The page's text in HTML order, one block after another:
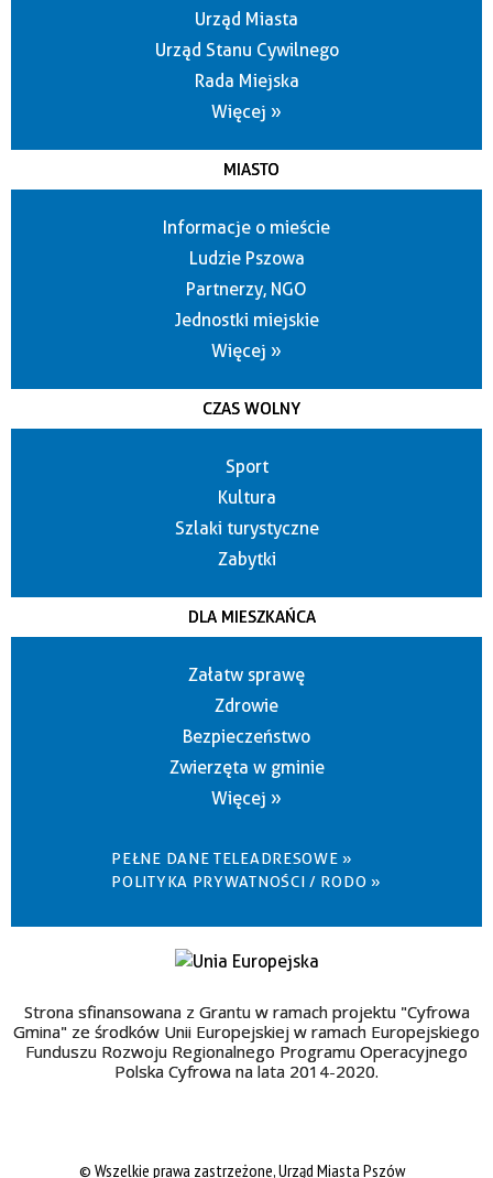
Urząd Miasta
Urząd Stanu Cywilnego
Rada Miejska
Więcej »
MIASTO
Informacje o mieście
Ludzie Pszowa
Partnerzy, NGO
Jednostki miejskie
Więcej »
CZAS WOLNY
Sport
Kultura
Szlaki turystyczne
Zabytki
DLA MIESZKAŃCA
Załatw sprawę
Zdrowie
Bezpieczeństwo
Zwierzęta w gminie
Więcej »
PEŁNE DANE TELEADRESOWE »
POLITYKA PRYWATNOŚCI / RODO »
Strona sfinansowana z Grantu w ramach projektu "Cyfrowa
Gmina" ze środków Unii Europejskiej w ramach Europejskiego
Funduszu Rozwoju Regionalnego Programu Operacyjnego
Polska Cyfrowa na lata 2014-2020.
© Wszelkie prawa zastrzeżone, Urząd Miasta Pszów